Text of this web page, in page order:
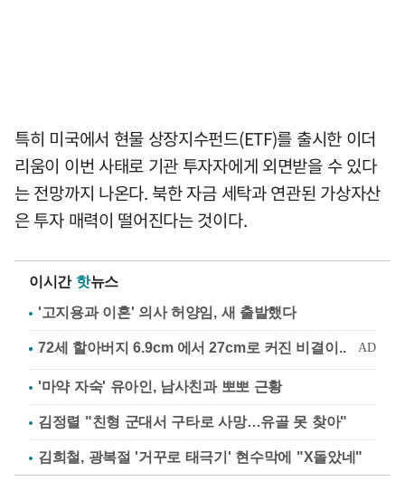
특히 미국에서 현물 상장지수펀드(ETF)를 출시한 이더
리움이 이번 사태로 기관 투자자에게 외면받을 수 있다
는 전망까지 나온다. 북한 자금 세탁과 연관된 가상자산
은 투자 매력이 떨어진다는 것이다.
이시간 핫뉴스
'고지용과 이혼' 의사 허양임, 새 출발했다
'마약 자숙' 유아인, 남사친과 뽀뽀 근황
김정렬 "친형 군대서 구타로 사망…유골 못 찾아"
김희철, 광복절 '거꾸로 태극기' 현수막에 "X돌았네"